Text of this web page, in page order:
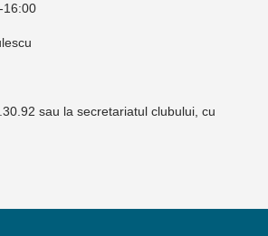
16:00
sau la secretariatul clubului, cu